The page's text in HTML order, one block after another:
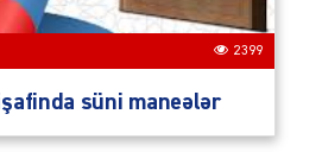
2399
süni maneələr